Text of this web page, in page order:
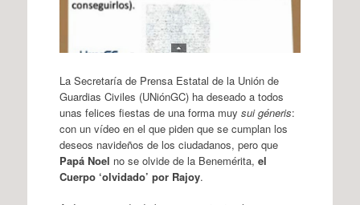
La Secretaría de Prensa Estatal de la Unión de
Guardias Civiles (UNiónGC) ha deseado a todos
unas felices fiestas de una forma muy sui géneris:
con un vídeo en el que piden que se cumplan los
deseos navideños de los ciudadanos, pero que
Papá Noel no se olvide de la Benemérita, el
Cuerpo ‘olvidado’ por Rajoy.